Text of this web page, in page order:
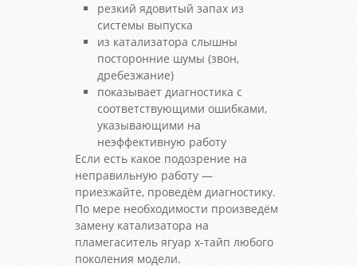
резкий ядовитый запах из
системы выпуска
из катализатора слышны
посторонние шумы (звон,
дребезжание)
показывает диагностика с
соответствующими ошибками,
указывающими на
неэффективную работу
Если есть какое подозрение на
неправильную работу —
приезжайте, проведём диагностику.
По мере необходимости произведём
замену катализатора на
пламегаситель ягуар х-тайп любого
поколения модели.